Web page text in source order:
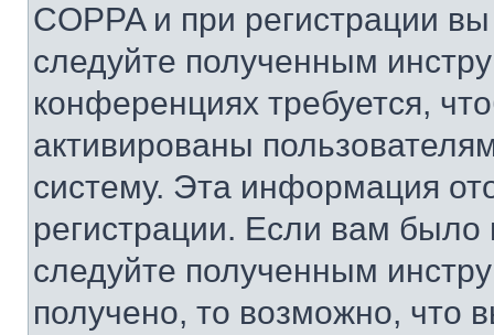
COPPA и при регистрации
следуйте полученным
конференциях требуется,
активированы
систему. Эта информация
регистрации. Если вам
следуйте полученным
получено, то возможно, что